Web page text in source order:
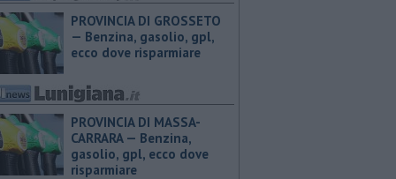
PROVINCIA DI GROSSETO
— ​Benzina, gasolio, gpl,
ecco dove risparmiare
PROVINCIA DI MASSA-
CARRARA — ​Benzina,
gasolio, gpl, ecco dove
risparmiare